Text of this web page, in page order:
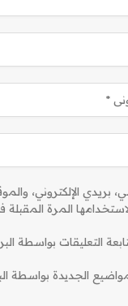
بريدي الإلكتروني،
المرة المقبلة
التعليقات بواسطة
الجديدة بواسطة